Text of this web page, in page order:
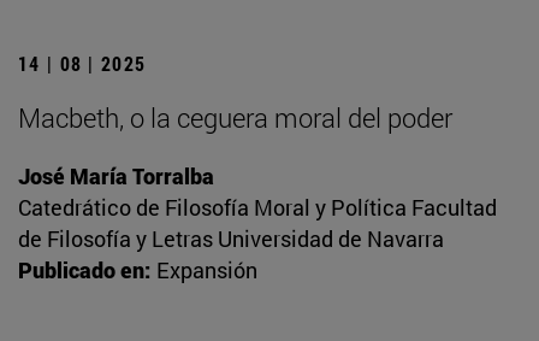
14 | 08 | 2025
Macbeth, o la ceguera moral del poder
José María Torralba
Catedrático de Filosofía Moral y Política Facultad
de Filosofía y Letras Universidad de Navarra
Publicado en: Expansión